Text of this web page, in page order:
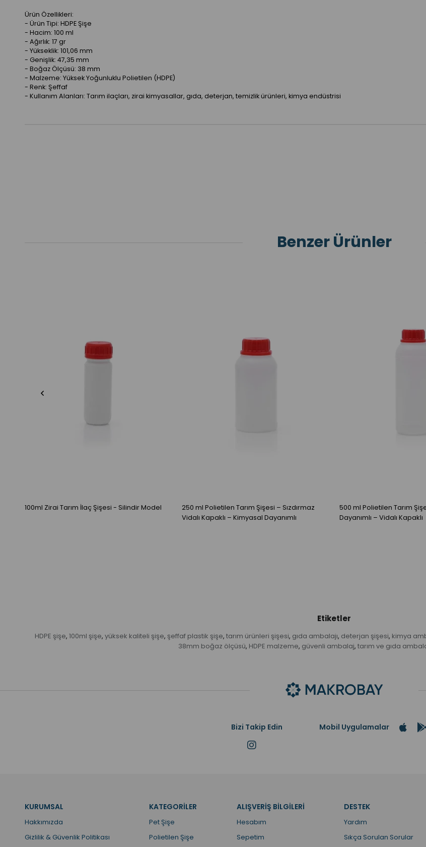
Ürün Özellikleri:
- Ürün Tipi: HDPE Şişe
- Hacim: 100 ml
- Ağırlık: 17 gr
- Yükseklik: 101,06 mm
- Genişlik: 47,35 mm
- Boğaz Ölçüsü: 38 mm
- Malzeme: Yüksek Yoğunluklu Polietilen (HDPE)
- Renk: Şeffaf
- Kullanım Alanları: Tarım ilaçları, zirai kimyasallar, gıda, deterjan, temizlik ürünleri, kimya endüstrisi
Benzer Ürünler
100ml Zirai Tarım İlaç Şişesi - Silindir Model
250 ml Polietilen Tarım Şişesi – Sızdırmaz
Vidalı Kapaklı – Kimyasal Dayanımlı
500 ml Polietilen Tarım
Dayanımlı – Vidalı Kapaklı
Etiketler
HDPE şişe, 100ml şişe, yüksek kaliteli şişe, şeffaf plastik şişe, tarım ürünleri şişesi, gıda ambalajı, deterjan şişesi, kimya
38mm boğaz ölçüsü, HDPE malzeme, güvenli ambalaj, tarım ve gıda
Bizi Takip Edin Mobil Uygulamalar
KURUMSAL
Hakkımızda
Gizlilik & Güvenlik Politikası
KATEGORİLER
Pet Şişe
Polietilen Şişe
ALIŞVERİŞ BİLGİLERİ
Hesabım
Sepetim
DESTEK
Yardım
Sıkça Sorulan Sorular